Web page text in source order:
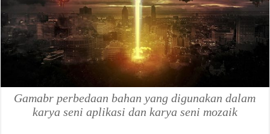
Gamabr perbedaan bahan yang digunakan dalam
karya seni aplikasi dan karya seni mozaik